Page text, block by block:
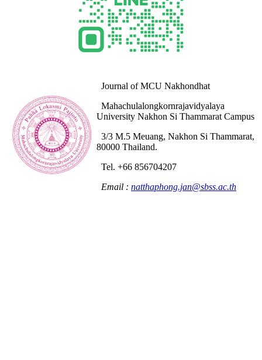
Journal of MCU Nakhondhat
Mahachulalongkornrajavidyalaya
University Nakhon Si Thammarat Campus
3/3 M.5 Meuang, Nakhon Si Thammarat,
80000 Thailand.
Tel. +66 856704207
Email : natthaphong.jan@sbss.ac.th